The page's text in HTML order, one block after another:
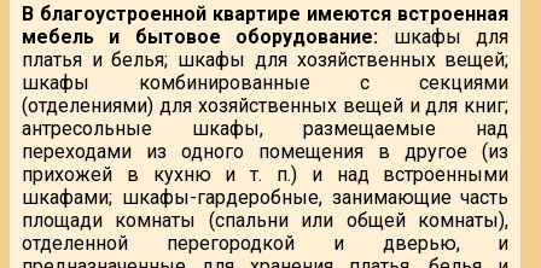
В благоустроенной квартире имеются встроенная
мебель и бытовое оборудование: шкафы для
платья и белья; шкафы для хозяйственных вещей;
шкафы комбинированные с секциями
(отделениями) для хозяйственных вещей и для книг;
антресольные шкафы, размещаемые над
переходами из одного помещения в другое (из
прихожей в кухню и т. п.) и над встроенными
шкафами; шкафы-гардеробные, занимающие часть
площади комнаты (спальни или общей комнаты),
отделенной перегородкой и дверью, и